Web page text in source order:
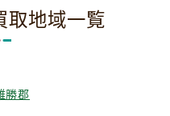
取地域一覧
勝郡